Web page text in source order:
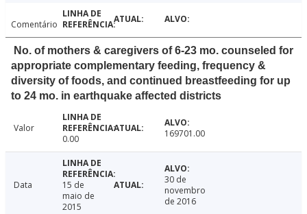
Comentário
No. of mothers & caregivers of 6-23 mo. counseled for
appropriate complementary feeding, frequency &
diversity of foods, and continued breastfeeding for up
to 24 mo. in earthquake affected districts
Valor
0.00
169701.00
Data
15 de
maio de
2015
30 de
novembro
de 2016